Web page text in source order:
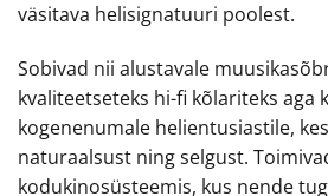
väsitava helisignatuuri poolest.
Sobivad nii alustavale
kvaliteetseteks hi-fi kõlariteks aga
kogenenumale helientusiastile,
naturaalsust ning selgust.
kodukinosüsteemis, kus nende